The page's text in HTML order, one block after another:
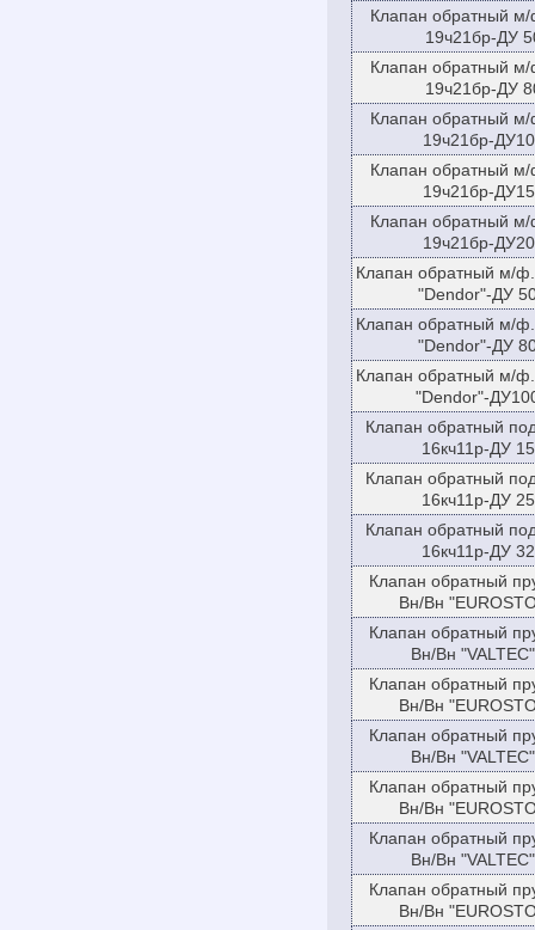
Клапан обратный
19ч21бр-ДУ
Клапан обратный
19ч21бр-ДУ
Клапан обратный
19ч21бр-
Клапан обратный
19ч21бр-
Клапан обратный
19ч21бр-
Клапан обратный м/ф.
"Dendor"-ДУ
Клапан обратный м/ф.
"Dendor"-ДУ
Клапан обратный м/ф.
"Dendor"-
Клапан обратный
16кч11р-ДУ
Клапан обратный
16кч11р-ДУ
Клапан обратный
16кч11р-ДУ
Клапан обратный
Вн/Вн
Клапан обратный
Вн/Вн
Клапан обратный
Вн/Вн
Клапан обратный
Вн/Вн
Клапан обратный
Вн/Вн
Клапан обратный
Вн/Вн
Клапан обратный
Вн/Вн